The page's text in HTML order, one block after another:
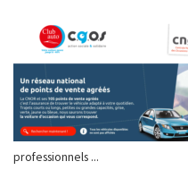
professionnels ...